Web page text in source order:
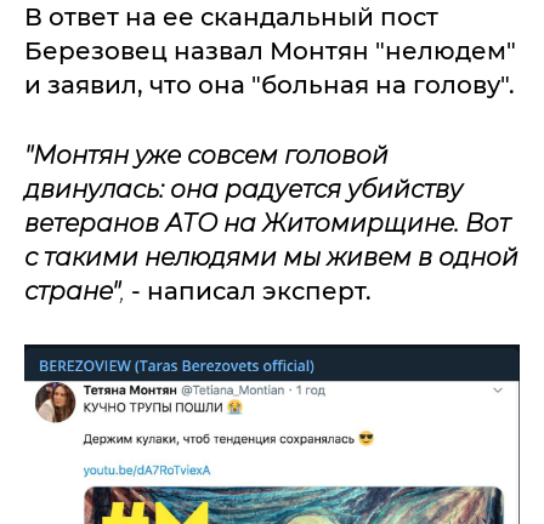
В ответ на ее скандальный пост
Березовец назвал Монтян "нелюдем"
и заявил, что она "больная на голову".
"Монтян уже совсем головой
двинулась: она радуется убийству
ветеранов АТО на Житомирщине. Вот
с такими нелюдями мы живем в одной
стране", - написал эксперт.